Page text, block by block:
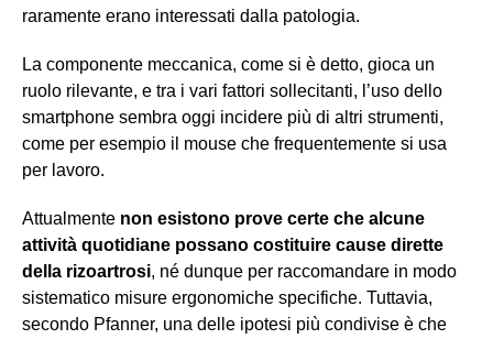
raramente erano interessati dalla patologia.
La componente meccanica, come si è detto, gioca un
ruolo rilevante, e tra i vari fattori sollecitanti, l’uso dello
smartphone sembra oggi incidere più di altri strumenti,
come per esempio il mouse che frequentemente si usa
per lavoro.
Attualmente non esistono prove certe che alcune
attività quotidiane possano costituire cause dirette
della rizoartrosi, né dunque per raccomandare in modo
sistematico misure ergonomiche specifiche. Tuttavia,
secondo Pfanner, una delle ipotesi più condivise è che